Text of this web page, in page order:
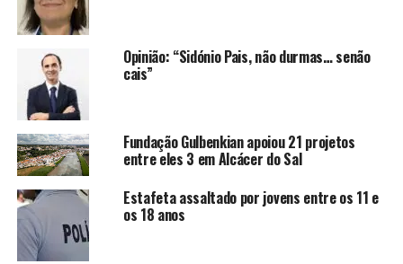
Opinião: “Sidónio Pais, não durmas… senão
cais”
Fundação Gulbenkian apoiou 21 projetos
entre eles 3 em Alcácer do Sal
Estafeta assaltado por jovens entre os 11 e
os 18 anos